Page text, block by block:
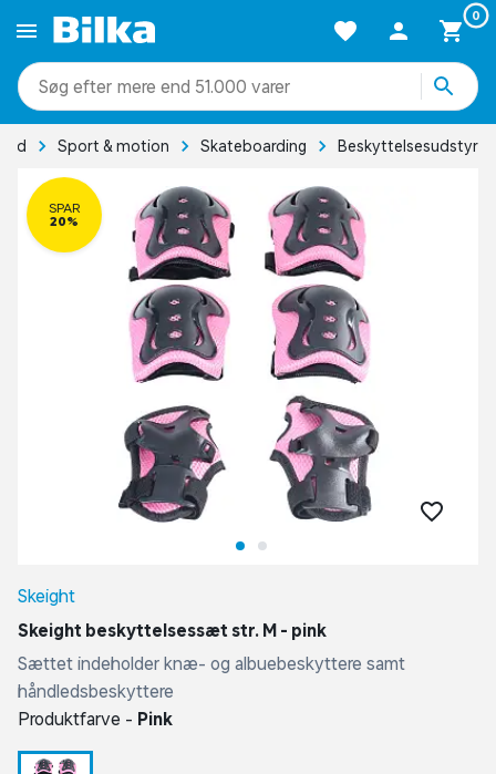
0
mere end 51.000 varer
Sport & motion Skateboarding Beskyttelsesudstyr
SPAR
20%
Skeight
Skeight beskyttelsessæt str. M - pink
Sættet indeholder knæ- og albuebeskyttere samt
håndledsbeskyttere
Produktfarve - Pink